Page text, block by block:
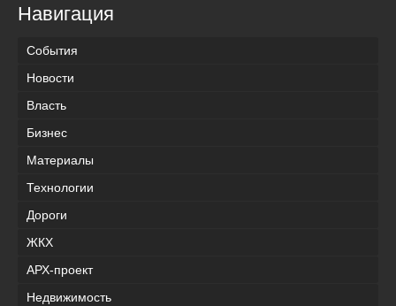
Навигация
События
Новости
Власть
Бизнес
Материалы
Технологии
Дороги
ЖКХ
АРХ-проект
Недвижимость